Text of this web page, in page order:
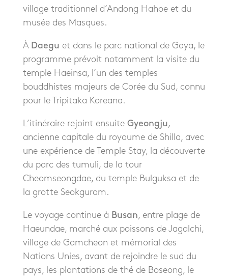
village traditionnel d’Andong Hahoe et du
musée des Masques.
À Daegu et dans le parc national de Gaya, le
programme prévoit notamment la visite du
temple Haeinsa, l’un des temples
bouddhistes majeurs de Corée du Sud, connu
pour le Tripitaka Koreana.
L’itinéraire rejoint ensuite Gyeongju,
ancienne capitale du royaume de Shilla, avec
une expérience de Temple Stay, la découverte
du parc des tumuli, de la tour
Cheomseongdae, du temple Bulguksa et de
la grotte Seokguram.
Le voyage continue à Busan, entre plage de
Haeundae, marché aux poissons de Jagalchi,
village de Gamcheon et mémorial des
Nations Unies, avant de rejoindre le sud du
pays, les plantations de thé de Boseong, le